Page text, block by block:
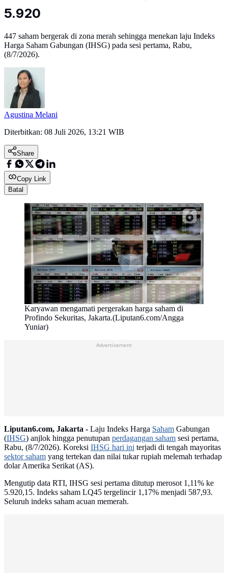
5.920
447 saham bergerak di zona merah sehingga menekan laju Indeks
Harga Saham Gabungan (IHSG) pada sesi pertama, Rabu,
(8/7/2026).
Agustina Melani
Diterbitkan: 08 Juli 2026, 13:21 WIB
Share
Copy Link
Batal
Karyawan mengamati pergerakan harga saham di
Profindo Sekuritas, Jakarta.(Liputan6.com/Angga
Yuniar)
Advertisement
Liputan6.com, Jakarta - Laju Indeks Harga Saham Gabungan
(IHSG) anjlok hingga penutupan perdagangan saham sesi pertama,
Rabu, (8/7/2026). Koreksi IHSG hari ini terjadi di tengah mayoritas
sektor saham yang tertekan dan nilai tukar rupiah melemah terhadap
dolar Amerika Serikat (AS).
Mengutip data RTI, IHSG sesi pertama ditutup merosot 1,11% ke
5.920,15. Indeks saham LQ45 tergelincir 1,17% menjadi 587,93.
Seluruh indeks saham acuan memerah.